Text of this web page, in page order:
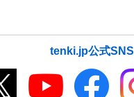
tenki.jp公式SNS